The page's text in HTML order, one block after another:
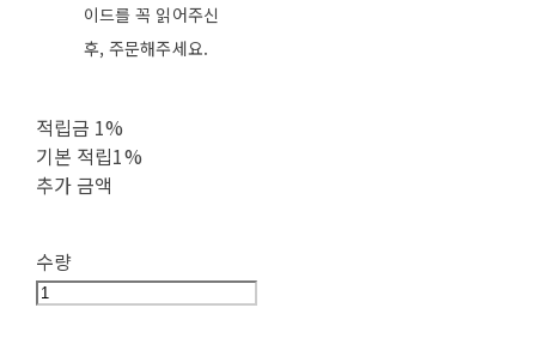
이드를 꼭 읽어주신
후, 주문해주세요.
적립금 1%
기본 적립1%
추가 금액
수량